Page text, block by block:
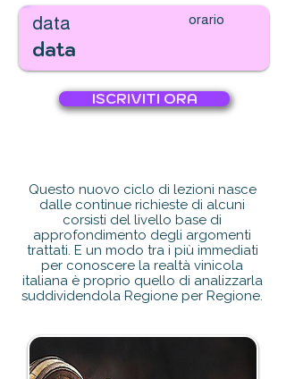
data
data
orario
ISCRIVITI ORA
Questo nuovo ciclo di lezioni nasce
dalle continue richieste di alcuni
corsisti del livello base di
approfondimento degli argomenti
trattati. E un modo tra i più immediati
per conoscere la realtà vinicola
italiana è proprio quello di analizzarla
suddividendola Regione per Regione.